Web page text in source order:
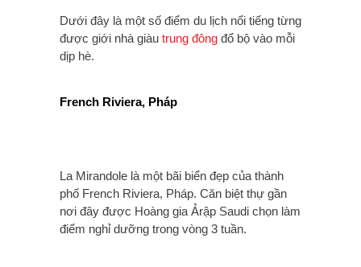
Dưới đây là một số điểm du lịch nổi tiếng từng
được giới nhà giàu trung đông đổ bộ vào mỗi
dịp hè.
French Riviera, Pháp
La Mirandole là một bãi biển đẹp của thành
phố French Riviera, Pháp. Căn biệt thự gần
nơi đây được Hoàng gia Ảrập Saudi chọn làm
điểm nghỉ dưỡng trong vòng 3 tuần.